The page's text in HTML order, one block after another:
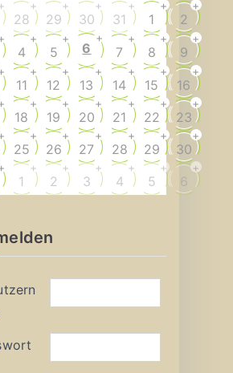
+
28
+
29
+
30
+
31
+
1
+
2
+
4
+
5
+
6
+
7
+
8
+
9
+
11
+
12
+
13
+
14
+
15
+
16
+
18
+
19
+
20
+
21
+
22
+
23
+
25
+
26
+
27
+
28
+
29
+
30
+
1
+
2
+
3
+
4
+
5
+
6
+